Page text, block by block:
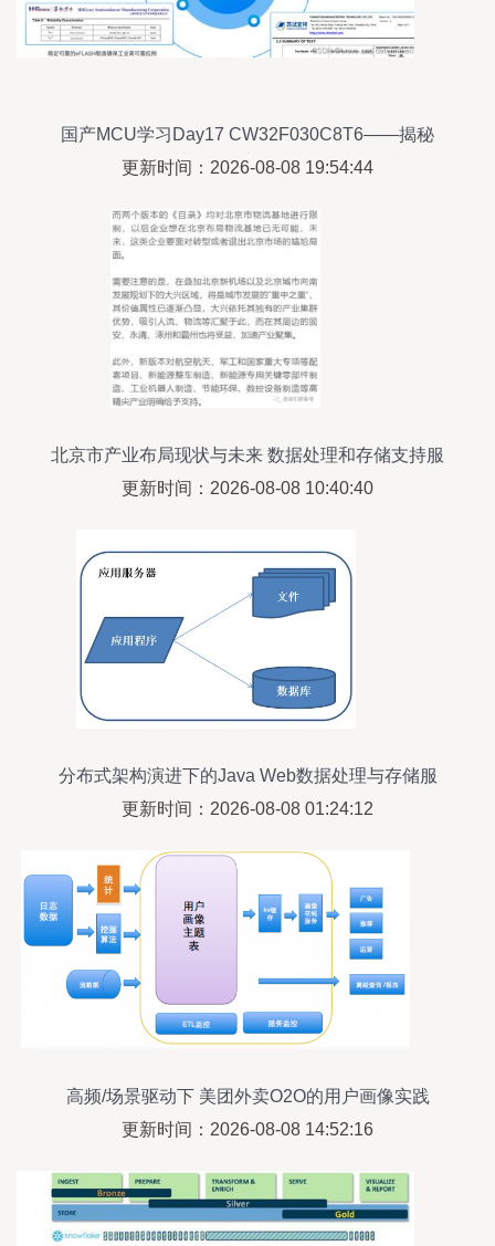
国产MCU学习Day17 CW32F030C8T6——揭秘
Flash存储器的关键操作与优化与数据处理和存储
更新时间：2026-08-08 19:54:44
北京市产业布局现状与未来 数据处理和存储支持服
务的驱动作用
更新时间：2026-08-08 10:40:40
分布式架构演进下的Java Web数据处理与存储服
务探析
更新时间：2026-08-08 01:24:12
高频/场景驱动下 美团外卖O2O的用户画像实践
更新时间：2026-08-08 14:52:16